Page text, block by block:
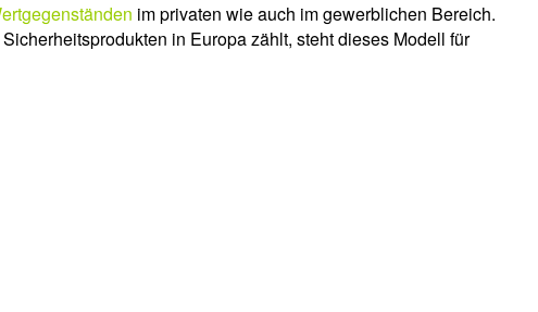
im privaten wie auch im gewerblichen Bereich.
in Europa zählt, steht dieses Modell für